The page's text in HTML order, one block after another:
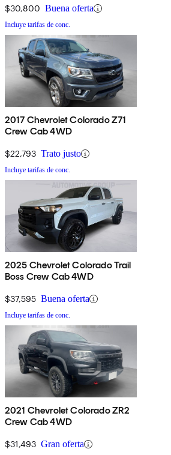
$30,800 Buena oferta
Incluye tarifas de conc.
2017 Chevrolet Colorado Z71
Crew Cab 4WD
$22,793 Trato justo
Incluye tarifas de conc.
2025 Chevrolet Colorado Trail
Boss Crew Cab 4WD
$37,595 Buena oferta
Incluye tarifas de conc.
2021 Chevrolet Colorado ZR2
Crew Cab 4WD
$31,493 Gran oferta